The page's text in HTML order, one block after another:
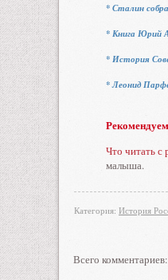
* Сталин
* Книга Юрий
* История
* Леонид
Что читать с
малыша.
Категория: История
Всего комментариев: